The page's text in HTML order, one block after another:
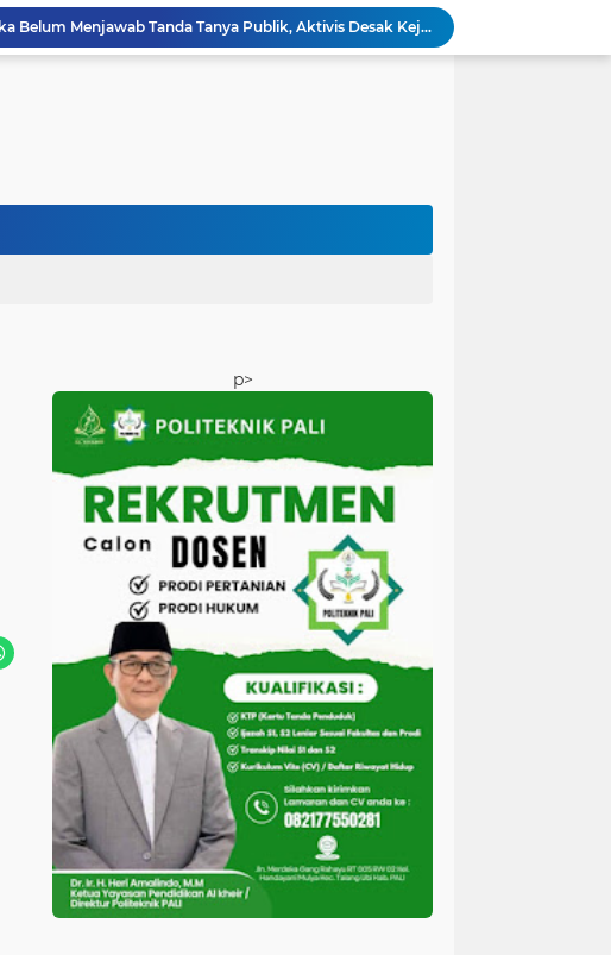
Lima Tersangka Belum Menjawab Tanda Tanya Publik, Aktivis Desak Kejari PALI Bongkar Aktor Intelektual Dugaan Pengondisian Proyek ‎
Firdaus Hasbullah Desak Satpol PP Bertindak Tegas, PKS Aburahmi Disebut Belum Kantongi Izin Operasional ‎
Fleksibilitas Dana BLUD Jangan Jadi Celah Penyimpangan, RSUD Anwar Mahakil Dituntut Transparan.
p>